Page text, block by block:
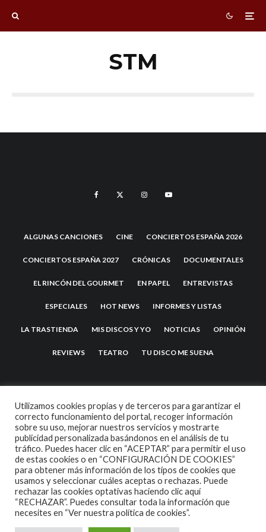
STM
ALGUNAS CANCIONES CINE CONCIERTOS ESPAÑA 2026
CONCIERTOS ESPAÑA 2027 CRÓNICAS DOCUMENTALES
EL RINCÓN DEL GOURMET EN PAPEL ENTREVISTAS
ESPECIALES HOT NEWS INFORMES Y LISTAS
LA TRASTIENDA MIS DISCOS Y YO NOTICIAS OPINIÓN
REVIEWS TEATRO TU DISCO ME SUENA
2007 COPYRIGHT -CODETIPITHEME
Utilizamos cookies propias y de terceros para garantizar el
correcto funcionamiento del portal, recoger información
sobre su uso, mejorar nuestros servicios y mostrarte
publicidad personalizada basándonos en el análisis de tu
tráfico. Puedes hacer clic en “ACEPTAR” para permitir el uso
de estas cookies o en “CONFIGURACIÓN DE COOKIES”
para obtener más información de los tipos de cookies que
usamos y seleccionar cuáles aceptas o rechazas. Puede
rechazar las cookies optativas haciendo clic aquí
“RECHAZAR”. Puedes consultar toda la información que
necesites en “Ver nuestra política de cookies”.